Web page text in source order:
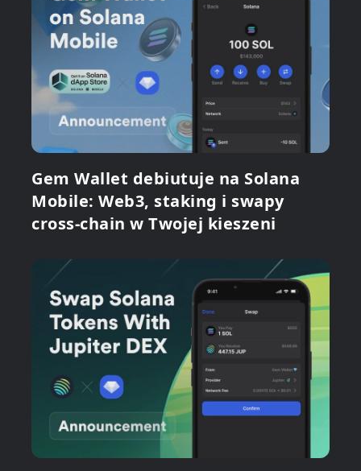
Gem Wallet debiutuje na Solana
Mobile: Web3, staking i swapy
cross-chain w Twojej kieszeni